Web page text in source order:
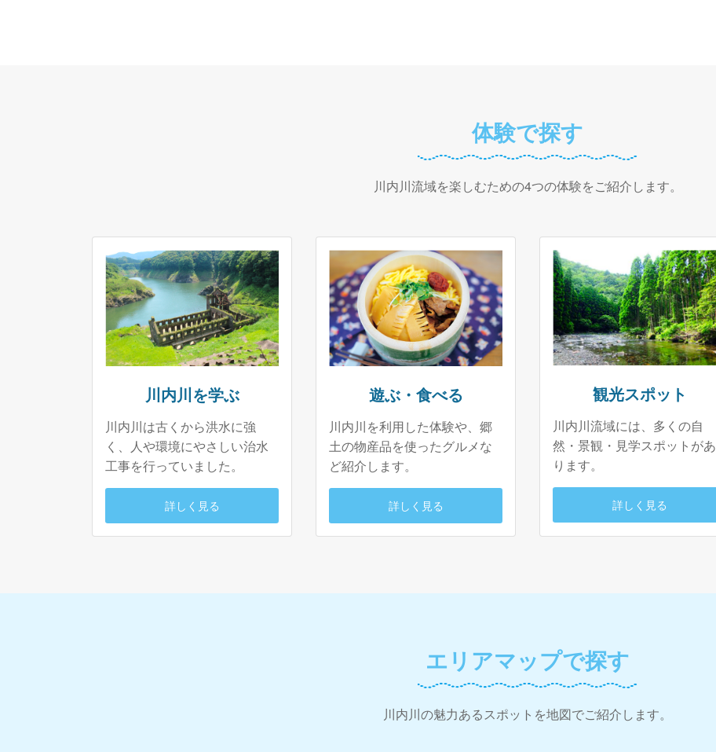
体験で探す
川内川流域を楽しむための4つの体験をご紹介します。
川内川を学ぶ
川内川は古くから洪水に強
く、人や環境にやさしい治水
工事を行っていました。
詳しく見る
遊ぶ・食べる
川内川を利用した体験や、郷
土の物産品を使ったグルメな
ど紹介します。
詳しく見る
観光スポット
川内川流域には、多くの自
然・景観・見学スポットがあ
ります。
詳しく見る
エリアマップで探す
川内川の魅力あるスポットを地図でご紹介します。